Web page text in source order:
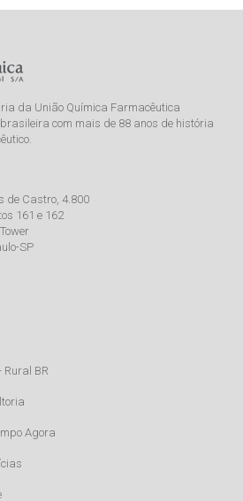
da União Química Farmacêutica
com mais de 88 anos de história
de Castro, 4.800
161 e 162
SP
Rural BR
Agora